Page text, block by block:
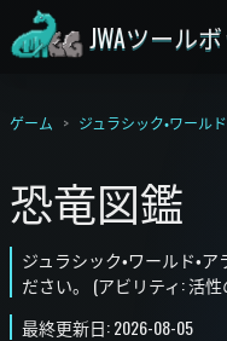
JWAツール
ゲーム ジュラシック・ワール
恐竜図鑑
ジュラシック・ワールド・
ださい。 (アビリティ: 活
最終更新日: 2026-08-05